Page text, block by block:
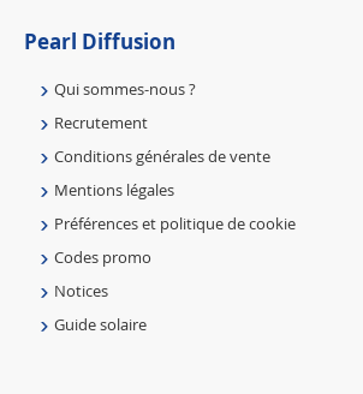
Pearl Diffusion
Qui sommes-nous ?
Recrutement
Conditions générales de vente
Mentions légales
Préférences et politique de cookie
Codes promo
Notices
Guide solaire